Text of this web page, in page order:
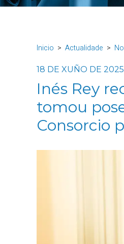
Inicio Actualidade
18 DE XUÑO DE 2025
Inés Rey
tomou
Consorcio